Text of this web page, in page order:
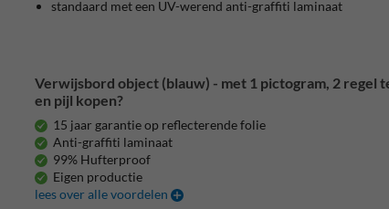
standaard met een UV-werend anti-graffiti laminaat
Verwijsbord object (blauw) - met 1 pictogram, 2 regel
en pijl kopen?
15 jaar garantie op reflecterende folie
Anti-graffiti laminaat
99% Hufterproof
Eigen productie
lees over alle voordelen